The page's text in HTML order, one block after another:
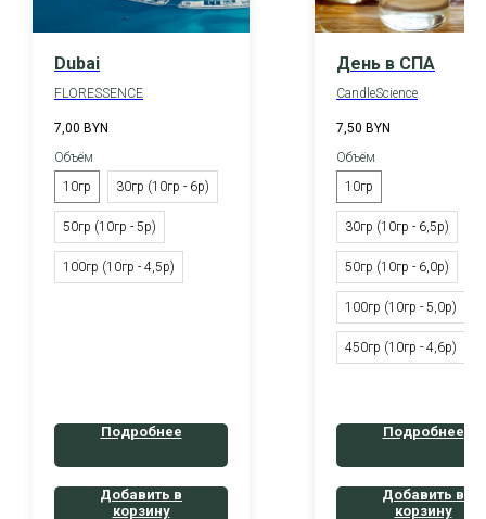
Dubai
FLORESSENCE
7,00 BYN
Объём
10гр
30гр (10гр - 6р)
50гр (10гр - 5р)
100гр (10гр - 4,5р)
Подробнее
Добавить в
корзину
День в СПА
CandleScience
7,50 BYN
Объём
10гр
30гр (10гр - 6,5р)
50гр (10гр - 6,0р)
100гр (10гр - 5,0р)
450гр (10гр - 4,6р)
Подробнее
Добавить в
корзину